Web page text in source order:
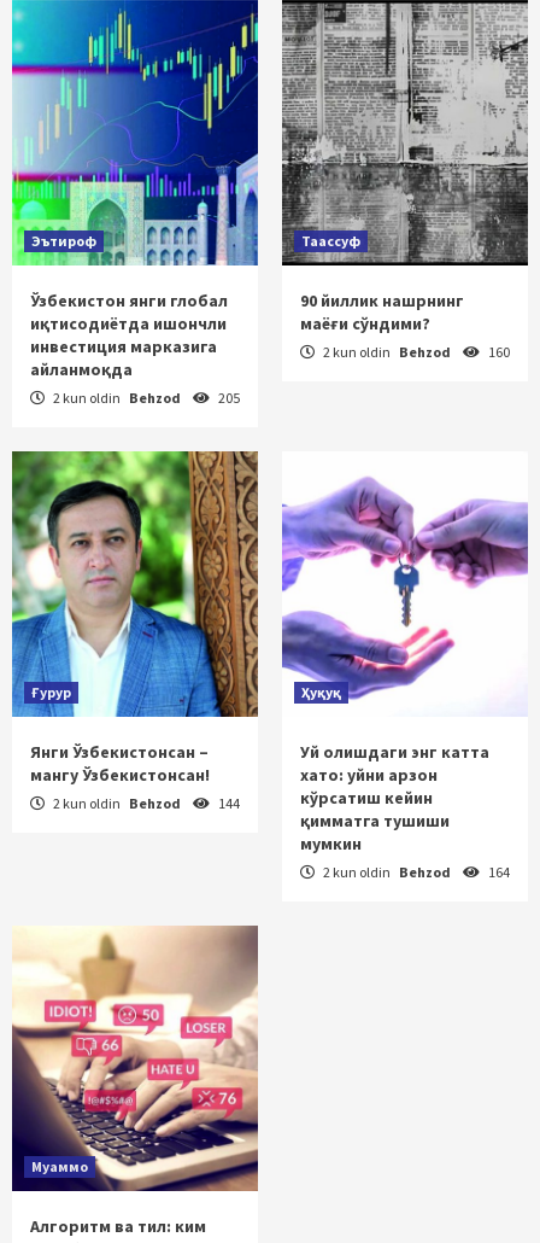
Эътироф
Ўзбекистон янги глобал
иқтисодиётда ишончли
инвестиция марказига
айланмоқда
2 kun oldin Behzod 205
Таассуф
90 йиллик нашрнинг
маёғи сўндими?
2 kun oldin Behzod 160
Ғурур
Янги Ўзбекистонсан –
мангу Ўзбекистонсан!
2 kun oldin Behzod 144
Ҳуқуқ
Уй олишдаги энг катта
хато: уйни арзон
кўрсатиш кейин
қимматга тушиши
мумкин
2 kun oldin Behzod 164
Муаммо
Алгоритм ва тил: ким